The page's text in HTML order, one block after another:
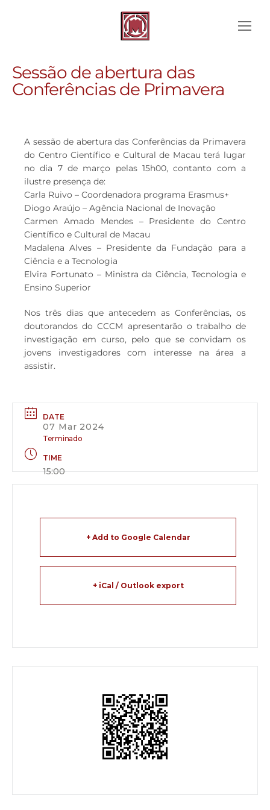
Sessão de abertura das
Conferências de Primavera
A sessão de abertura das Conferências da Primavera
do Centro Científico e Cultural de Macau terá lugar
no dia 7 de março pelas 15h00, contanto com a
ilustre presença de:
Carla Ruivo – Coordenadora programa Erasmus+
Diogo Araújo – Agência Nacional de Inovação
Carmen Amado Mendes – Presidente do Centro
Científico e Cultural de Macau
Madalena Alves – Presidente da Fundação para a
Ciência e a Tecnologia
Elvira Fortunato – Ministra da Ciência, Tecnologia e
Ensino Superior
Nos três dias que antecedem as Conferências, os
doutorandos do CCCM apresentarão o trabalho de
investigação em curso, pelo que se convidam os
jovens investigadores com interesse na área a
assistir.
DATE
07 Mar 2024
Terminado
TIME
15:00
+ Add to Google Calendar
+ iCal / Outlook export